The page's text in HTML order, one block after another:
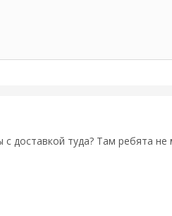
доставкой туда? Там ребята не